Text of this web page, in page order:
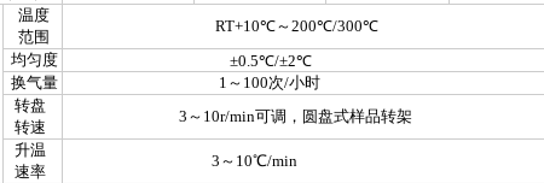
温度
范围
RT+10℃～200℃/300℃
均匀度
±0.5℃/±2℃
换气量
1～100次/小时
转盘
转速
3～10r/min可调，圆盘式样品转架
升温
速率
3～10℃/min